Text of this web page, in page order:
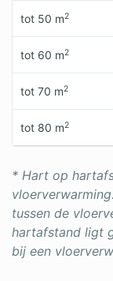
tot 50 m2
tot 60 m2
tot 70 m2
tot 80 m2
* Hart op
tussen de
hartafstand ligt
bij een